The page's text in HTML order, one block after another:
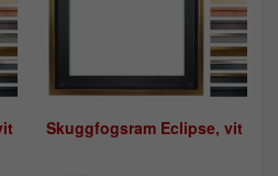
Skuggfogsram Eclipse, vit